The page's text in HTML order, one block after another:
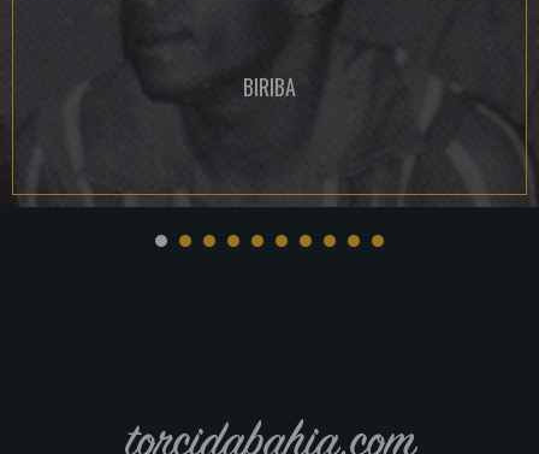
BIRIBA
torcidabahia.com